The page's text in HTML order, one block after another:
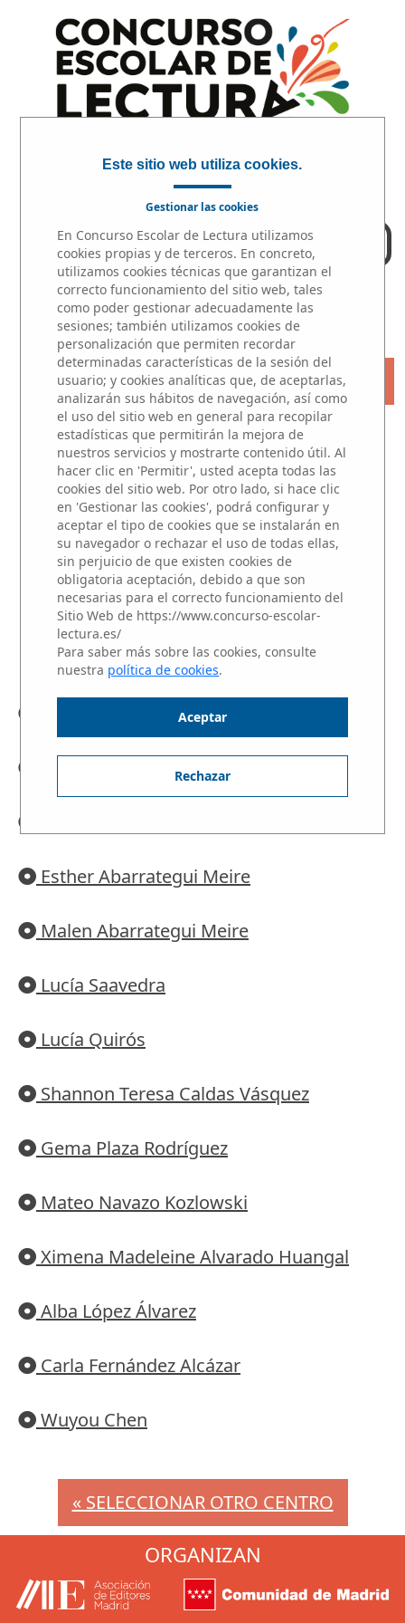
ACCESO PROFESORES
INICIO|PARTICIPA|PREMIOS
« VOLVER
MICRORRELATOS
Participantes del centros educativo
LEON FELIPE
NIVEL 3: Alumnos de 1 y 2 de
BACHILLERATO
Haz clic sobre el nombre del alumno para
escuchar su Microrrelato.
Sandra Espiñero Briceño
Sara Gallego-Albertos Rodríguez
Esther Abarrategui Meire
Malen Abarrategui Meire
Lucía Saavedra
Lucía Quirós
Shannon Teresa Caldas Vásquez
Gema Plaza Rodríguez
Mateo Navazo Kozlowski
Ximena Madeleine Alvarado Huangal
Alba López Álvarez
Carla Fernández Alcázar
Wuyou Chen
« SELECCIONAR OTRO CENTRO
ORGANIZAN
Este sitio web utiliza cookies.
Gestionar las cookies
En Concurso Escolar de Lectura utilizamos
cookies propias y de terceros. En concreto,
utilizamos cookies técnicas que garantizan el
correcto funcionamiento del sitio web, tales
como poder gestionar adecuadamente las
sesiones; también utilizamos cookies de
personalización que permiten recordar
determinadas características de la sesión del
usuario; y cookies analíticas que, de aceptarlas,
analizarán sus hábitos de navegación, así como
el uso del sitio web en general para recopilar
estadísticas que permitirán la mejora de
nuestros servicios y mostrarte contenido útil. Al
hacer clic en 'Permitir', usted acepta todas las
cookies del sitio web. Por otro lado, si hace clic
en 'Gestionar las cookies', podrá configurar y
aceptar el tipo de cookies que se instalarán en
su navegador o rechazar el uso de todas ellas,
sin perjuicio de que existen cookies de
obligatoria aceptación, debido a que son
necesarias para el correcto funcionamiento del
Sitio Web de https://www.concurso-escolar-
lectura.es/
Para saber más sobre las cookies, consulte
nuestra política de cookies.
Aceptar
Rechazar